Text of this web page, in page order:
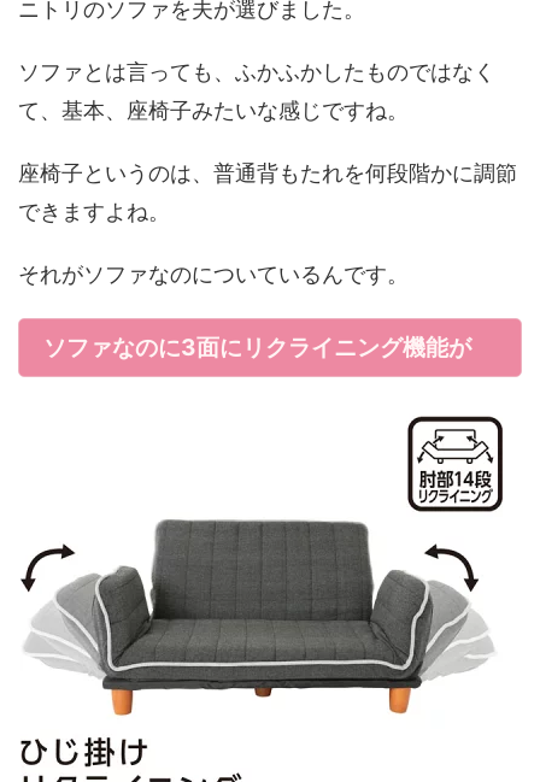
ニトリのソファを夫が選びました。
ソファとは言っても、ふかふかしたものではなく
て、基本、座椅子みたいな感じですね。
座椅子というのは、普通背もたれを何段階かに調節
できますよね。
それがソファなのについているんです。
ソファなのに3面にリクライニング機能が